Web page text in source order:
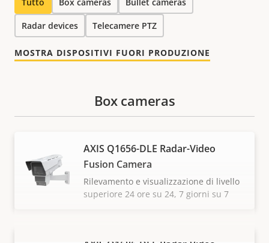
Radar devices Telecamere PTZ
MOSTRA DISPOSITIVI FUORI PRODUZIONE
Box cameras
AXIS Q1656-DLE Radar-Video
Fusion Camera
Rilevamento e visualizzazione di livello
superiore 24 ore su 24, 7 giorni su 7